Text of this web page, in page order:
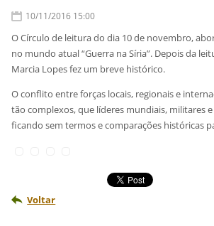
10/11/2016 15:00
O Círculo de leitura do dia 10 de novembro,
no mundo atual “Guerra na Síria”. Depois da
Marcia Lopes fez um breve histórico.
O conflito entre forças locais, regionais e
tão complexos, que líderes mundiais, militares
ficando sem termos e comparações históricas
Voltar